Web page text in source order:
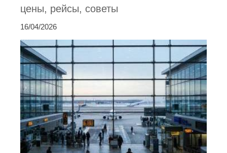
цены, рейсы, советы
16/04/2026